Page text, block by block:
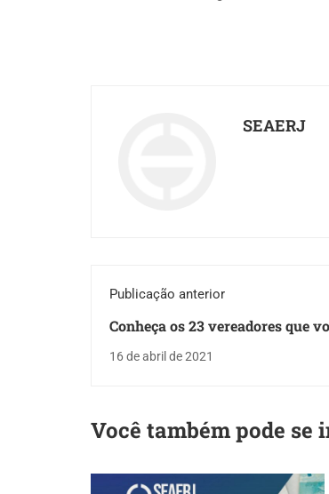
SEAERJ
Publicação anterior
Conheça os 23 vereadores que
Reforma da Previdência de
16 de abril de 2021
Você também pode se